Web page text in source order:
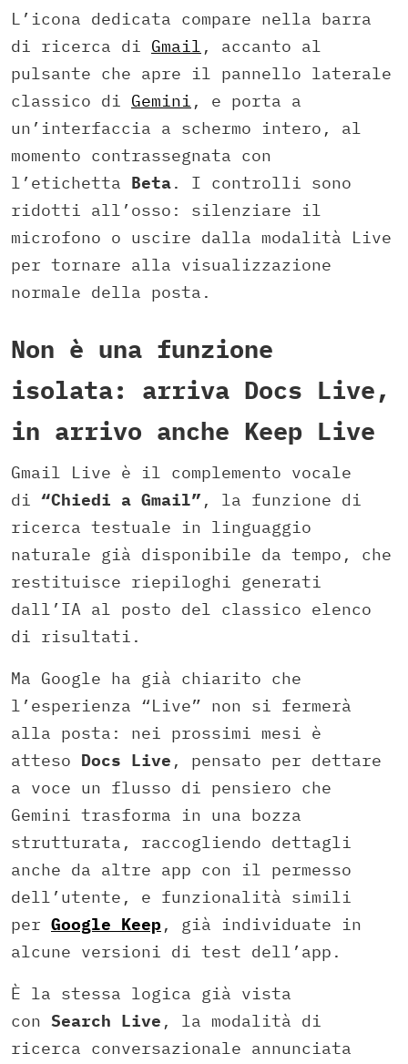
L’icona dedicata compare nella barra
di ricerca di Gmail , accanto al
pulsante che apre il pannello laterale
classico di Gemini , e porta a
un’interfaccia a schermo intero, al
momento contrassegnata con
l’etichetta Beta. I controlli sono
ridotti all’osso: silenziare il
microfono o uscire dalla modalità Live
per tornare alla visualizzazione
normale della posta.
Non è una funzione
isolata: arriva Docs Live,
in arrivo anche Keep Live
Gmail Live è il complemento vocale
di “Chiedi a Gmail” , la funzione di
ricerca testuale in linguaggio
naturale già disponibile da tempo, che
restituisce riepiloghi generati
dall’IA al posto del classico elenco
di risultati.
Ma Google ha già chiarito che
l’esperienza “Live” non si fermerà
alla posta: nei prossimi mesi è
atteso Docs Live , pensato per dettare
a voce un flusso di pensiero che
Gemini trasforma in una bozza
strutturata, raccogliendo dettagli
anche da altre app con il permesso
dell’utente, e funzionalità simili
per Google Keep , già individuate in
alcune versioni di test dell’app.
È la stessa logica già vista
con Search Live , la modalità di
ricerca conversazionale annunciata